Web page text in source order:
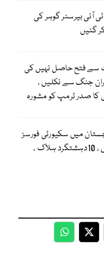
آئی بیرسٹر گوہر کی
گئیں
سے فتح حاصل نہیں کی
جنگ سے نکلیں ،
کا صدر ٹرمپ کو مشورہ
میں سکیورٹی فورسز
کی کارروائیاں ، 10دہشتگرد ہلاک ،